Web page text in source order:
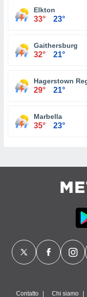
Elkton
33° 23°
Gaithersburg
32° 21°
Hagerstown
29° 21°
Marbella
35° 23°
Contatto Chi siamo